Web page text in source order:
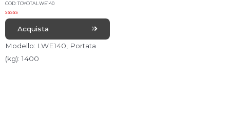
COD: TOYOTALWE140
R
e
d
0
o
u
Acquista
Modello: LWE140, Portata
(kg): 1400